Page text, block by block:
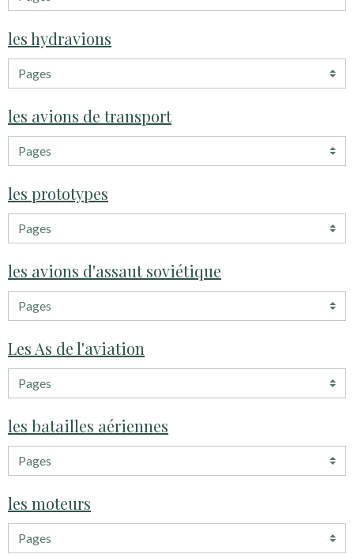
les hydravions
les avions de transport
les prototypes
les avions d'assaut soviétique
Les As de l'aviation
les batailles aériennes
les moteurs